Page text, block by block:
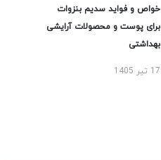
خواص و فواید سدیم بنزوات
برای پوست و محصولات آرایشی
بهداشتی
17 تیر 1405